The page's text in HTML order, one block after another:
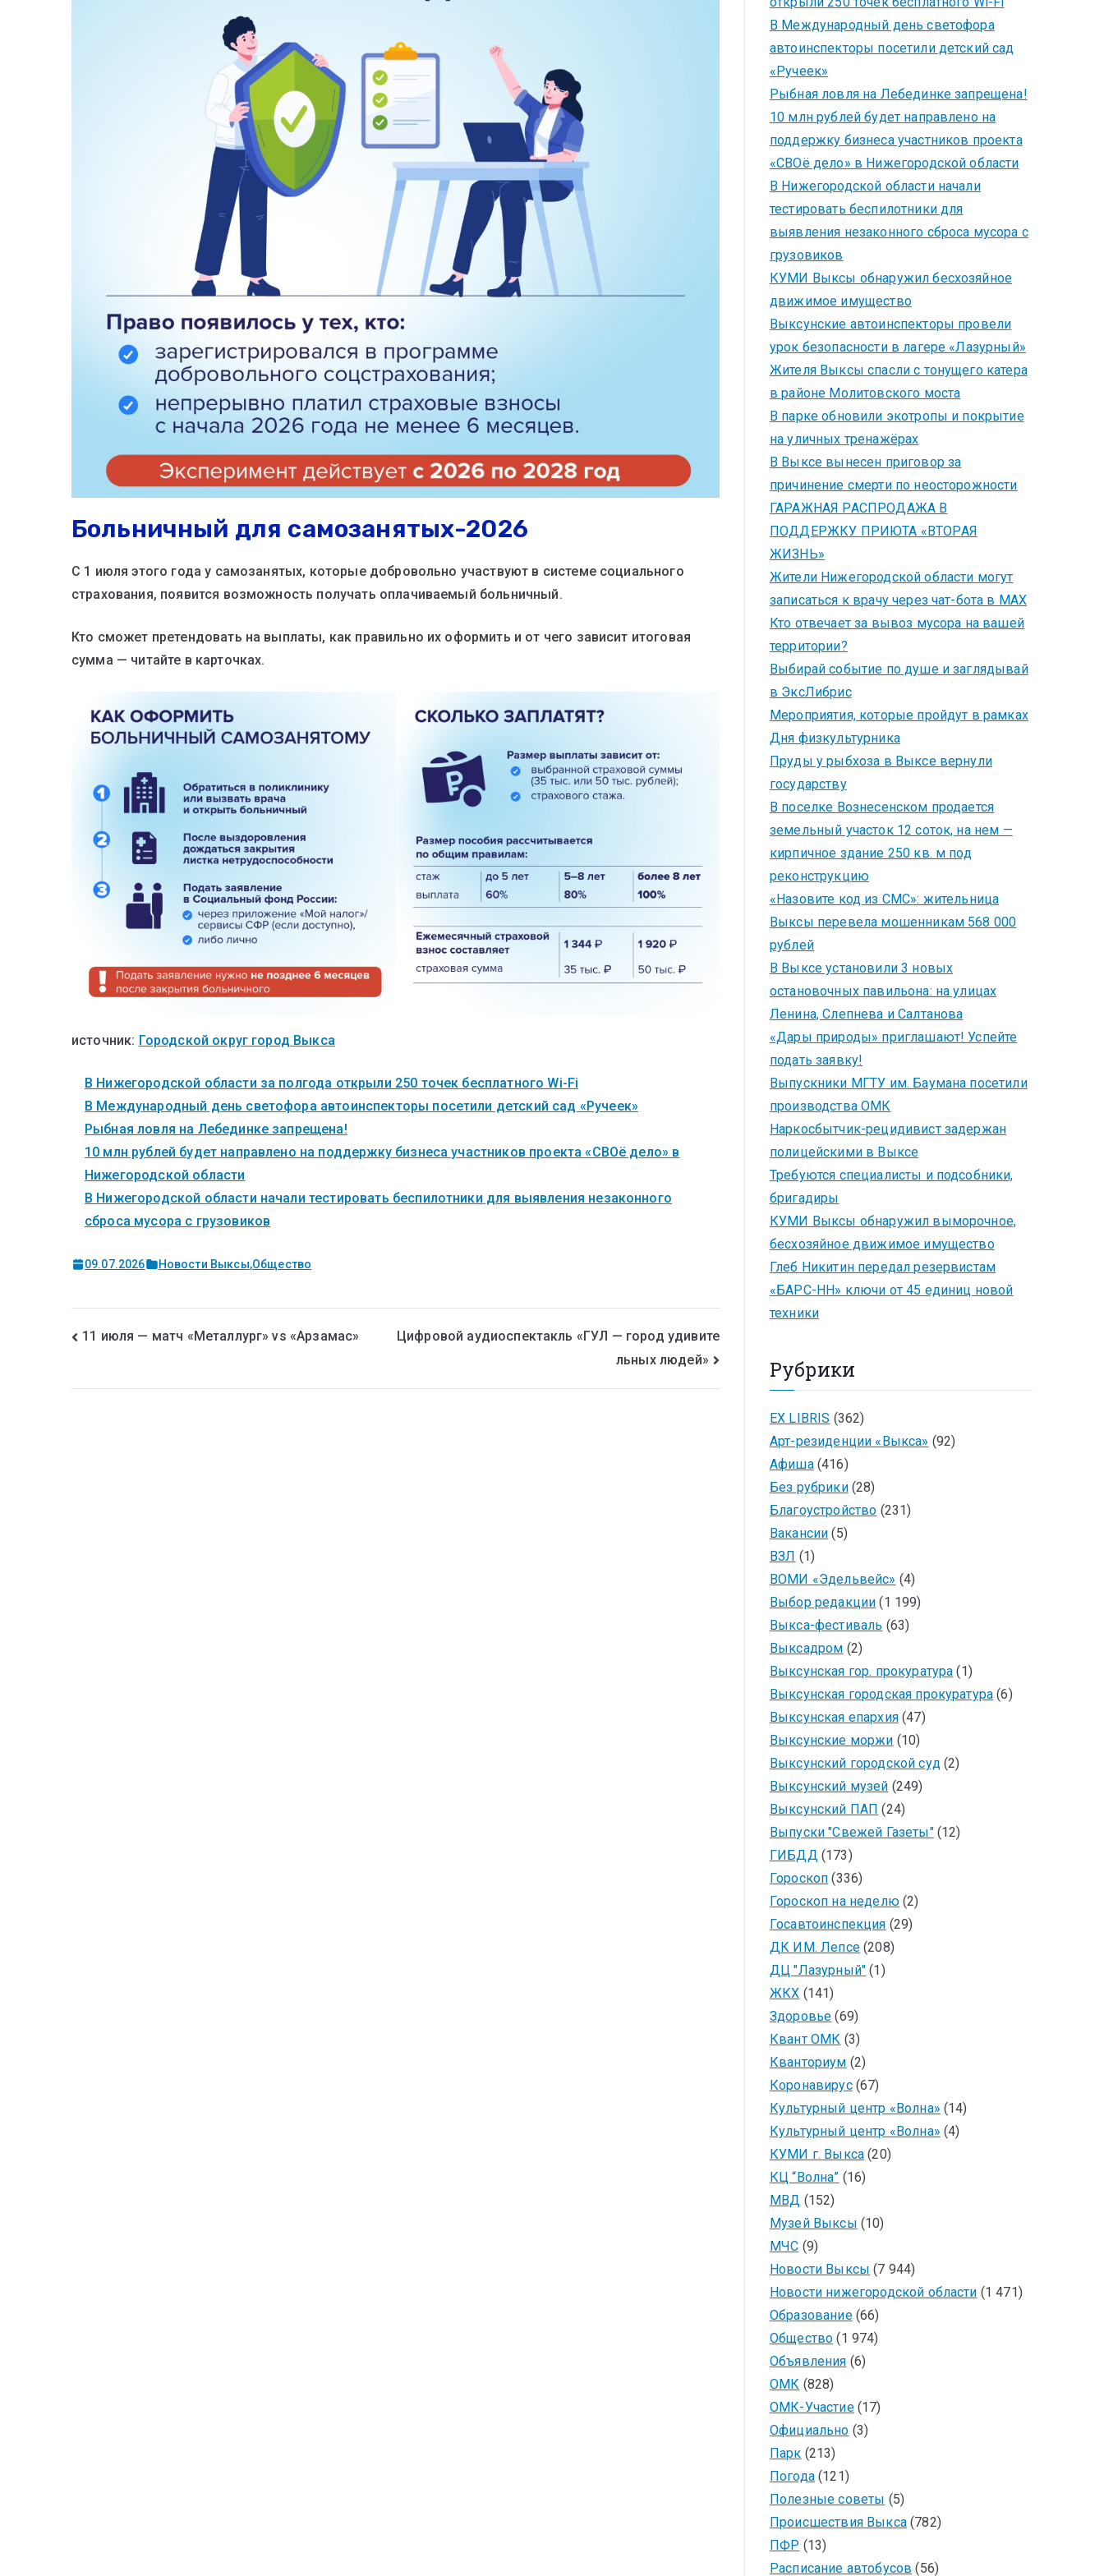
Больничный для самозанятых-2026
С 1 июля этого года у самозанятых, которые добровольно участвуют в системе социального
страхования, появится возможность получать оплачиваемый больничный.
Кто сможет претендовать на выплаты, как правильно их оформить и от чего зависит итоговая
сумма — читайте в карточках.
источник: Городской округ город Выкса
В Нижегородской области за полгода открыли 250 точек бесплатного Wi-Fi
В Международный день светофора автоинспекторы посетили детский сад «Ручеек»
Рыбная ловля на Лебединке запрещена!
10 млн рублей будет направлено на поддержку бизнеса участников проекта «СВОё дело» в
Нижегородской области
В Нижегородской области начали тестировать беспилотники для выявления незаконного
сброса мусора с грузовиков
09.07.2026 Новости Выксы,Общество
11 июля — матч «Металлург» vs «Арзамас»
Цифровой аудиоспектакль «ГУЛ — город удивите
льных людей»
В Международный день светофора
автоинспекторы посетили детский сад
«Ручеек»
Рыбная ловля на Лебединке запрещена!
10 млн рублей будет направлено на
поддержку бизнеса участников проекта
«СВОё дело» в Нижегородской области
В Нижегородской области начали
тестировать беспилотники для
выявления незаконного сброса мусора с
грузовиков
КУМИ Выксы обнаружил бесхозяйное
движимое имущество
Выксунские автоинспекторы провели
урок безопасности в лагере «Лазурный»
Жителя Выксы спасли с тонущего катера
в районе Молитовского моста
В парке обновили экотропы и покрытие
на уличных тренажёрах
В Выксе вынесен приговор за
причинение смерти по неосторожности
ГАРАЖНАЯ РАСПРОДАЖА В
ПОДДЕРЖКУ ПРИЮТА «ВТОРАЯ
ЖИЗНЬ»
Жители Нижегородской области могут
записаться к врачу через чат-бота в MAX
Кто отвечает за вывоз мусора на вашей
территории?
Выбирай событие по душе и заглядывай
в ЭксЛибрис
Мероприятия, которые пройдут в рамках
Дня физкультурника
Пруды у рыбхоза в Выксе вернули
государству
В поселке Вознесенском продается
земельный участок 12 соток, на нем —
кирпичное здание 250 кв. м под
реконструкцию
«Назовите код из СМС»: жительница
Выксы перевела мошенникам 568 000
рублей
В Выксе установили 3 новых
остановочных павильона: на улицах
Ленина, Слепнева и Салтанова
«Дары природы» приглашают! Успейте
подать заявку!
Выпускники МГТУ им. Баумана посетили
производства ОМК
Наркосбытчик-рецидивист задержан
полицейскими в Выксе
Требуются специалисты и подсобники,
бригадиры
КУМИ Выксы обнаружил выморочное,
бесхозяйное движимое имущество
Глеб Никитин передал резервистам
«БАРС-НН» ключи от 45 единиц новой
техники
Рубрики
EX LIBRIS (362)
Арт-резиденции «Выкса» (92)
Афиша(416)
Без рубрики(28)
Благоустройство (231)
Вакансии (5)
ВЗЛ (1)
ВОМИ «Эдельвейс» (4)
Выбор редакции (1 199)
Выкса-фестиваль (63)
Выксадром (2)
Выксунская гор. прокуратура (1)
Выксунская городская прокуратура (6)
Выксунская епархия(47)
Выксунские моржи (10)
Выксунский городской суд(2)
Выксунский музей (249)
Выксунский ПАП (24)
Выпуски "Свежей Газеты"(12)
ГИБДД(173)
Гороскоп (336)
Гороскоп на неделю(2)
Госавтоинспекция (29)
ДК ИМ. Лепсе(208)
ДЦ "Лазурный" (1)
ЖКХ (141)
Здоровье (69)
Квант ОМК (3)
Кванториум (2)
Коронавирус(67)
Культурный центр «Волна» (14)
Культурный центр «Волна» (4)
КУМИ г. Выкса (20)
КЦ “Волна” (16)
МВД (152)
Музей Выксы (10)
МЧС (9)
Новости Выксы (7 944)
Новости нижегородской области (1 471)
Образование(66)
Общество (1 974)
Объявления (6)
ОМК (828)
ОМК-Участие(17)
Официально (3)
Парк (213)
Погода(121)
Полезные советы (5)
Происшествия Выкса(782)
ПФР (13)
Расписание автобусов (56)